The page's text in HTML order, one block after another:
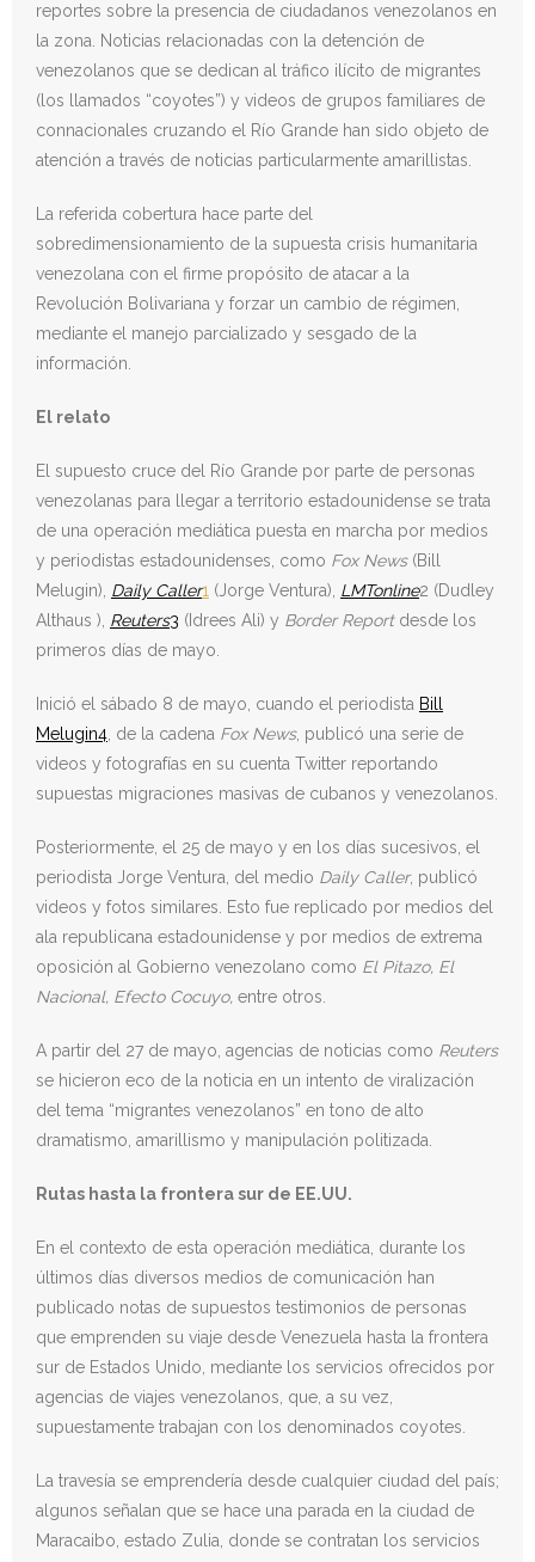
reportes sobre la presencia de ciudadanos venezolanos en
la zona. Noticias relacionadas con la detención de
venezolanos que se dedican al tráfico ilícito de migrantes
(los llamados “coyotes”) y videos de grupos familiares de
connacionales cruzando el Río Grande han sido objeto de
atención a través de noticias particularmente amarillistas.
La referida cobertura hace parte del
sobredimensionamiento de la supuesta crisis humanitaria
venezolana con el firme propósito de atacar a la
Revolución Bolivariana y forzar un cambio de régimen,
mediante el manejo parcializado y sesgado de la
información.
El relato
El supuesto cruce del Río Grande por parte de personas
venezolanas para llegar a territorio estadounidense se trata
de una operación mediática puesta en marcha por medios
y periodistas estadounidenses, como Fox News (Bill
Melugin), Daily Caller1 (Jorge Ventura), LMTonline2 (Dudley
Althaus ), Reuters3 (Idrees Ali) y Border Report desde los
primeros días de mayo.
Inició el sábado 8 de mayo, cuando el periodista Bill
Melugin4 , de la cadena Fox News, publicó una serie de
videos y fotografías en su cuenta Twitter reportando
supuestas migraciones masivas de cubanos y venezolanos.
Posteriormente, el 25 de mayo y en los días sucesivos, el
periodista Jorge Ventura, del medio Daily Caller, publicó
videos y fotos similares. Esto fue replicado por medios del
ala republicana estadounidense y por medios de extrema
oposición al Gobierno venezolano como El Pitazo, El
Nacional, Efecto Cocuyo, entre otros.
A partir del 27 de mayo, agencias de noticias como Reuters
se hicieron eco de la noticia en un intento de viralización
del tema “migrantes venezolanos” en tono de alto
dramatismo, amarillismo y manipulación politizada.
Rutas hasta la frontera sur de EE.UU.
En el contexto de esta operación mediática, durante los
últimos días diversos medios de comunicación han
publicado notas de supuestos testimonios de personas
que emprenden su viaje desde Venezuela hasta la frontera
sur de Estados Unido, mediante los servicios ofrecidos por
agencias de viajes venezolanos, que, a su vez,
supuestamente trabajan con los denominados coyotes.
La travesía se emprendería desde cualquier ciudad del país;
algunos señalan que se hace una parada en la ciudad de
Maracaibo, estado Zulia, donde se contratan los servicios